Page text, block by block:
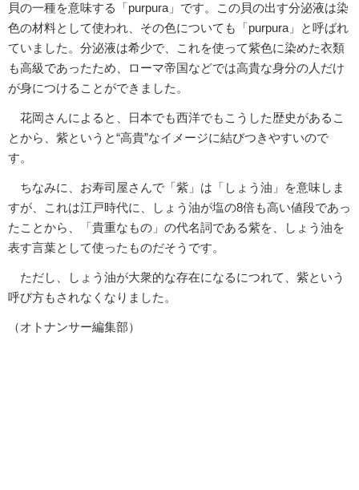
貝の一種を意味する「purpura」です。この貝の出す分泌液は染
色の材料として使われ、その色についても「purpura」と呼ばれ
ていました。分泌液は希少で、これを使って紫色に染めた衣類
も高級であったため、ローマ帝国などでは高貴な身分の人だけ
が身につけることができました。
花岡さんによると、日本でも西洋でもこうした歴史があるこ
とから、紫というと“高貴”なイメージに結びつきやすいので
す。
ちなみに、お寿司屋さんで「紫」は「しょう油」を意味しま
すが、これは江戸時代に、しょう油が塩の8倍も高い値段であっ
たことから、「貴重なもの」の代名詞である紫を、しょう油を
表す言葉として使ったものだそうです。
ただし、しょう油が大衆的な存在になるにつれて、紫という
呼び方もされなくなりました。
（オトナンサー編集部）